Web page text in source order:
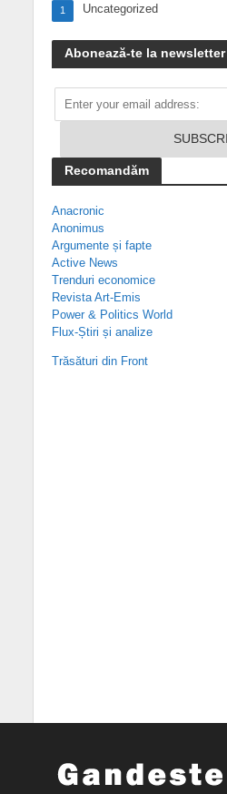
Uncategorized
1
Abonează-te la newsletter
Recomandăm
Anacronic
Anonimus
Argumente și fapte
Active News
Trenduri economice
Revista Art-Emis
Power & Politics World
Flux-Știri și analize
Trăsături din Front